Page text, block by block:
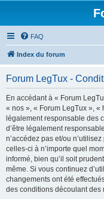
FAQ
Index du forum
Forum LegTux -
En accédant à « Forum
« nos », « Forum LegTux », «
légalement responsable des
d’être légalement
n’accédez pas et/ou
celles-ci à n’importe quel
informé, bien qu’il soit
même. Si vous continuez
changements ont été
des conditions découlant des